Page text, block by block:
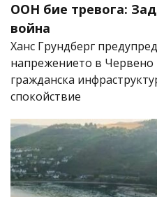
ООН бие тревога:
война
Ханс Грундберг
напрежението в Червено
гражданска
спокойствие